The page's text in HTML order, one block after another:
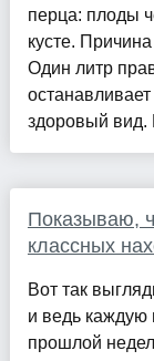
перца: плоды
кусте.
Один литр
здоровый вид.
Показываю,
классных
Вот так
и ведь каждую
прошлой